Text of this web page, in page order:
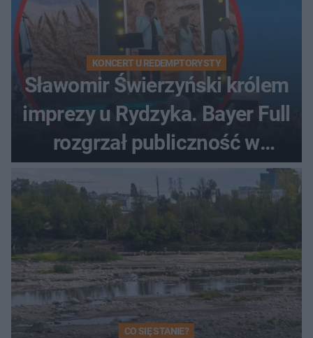
KONCERT U REDEMPTORYSTY
Sławomir Świerzyński królem
imprezy u Rydzyka. Bayer Full
rozgrzał publiczność w
Toruniu
CO SIĘ STANIE?